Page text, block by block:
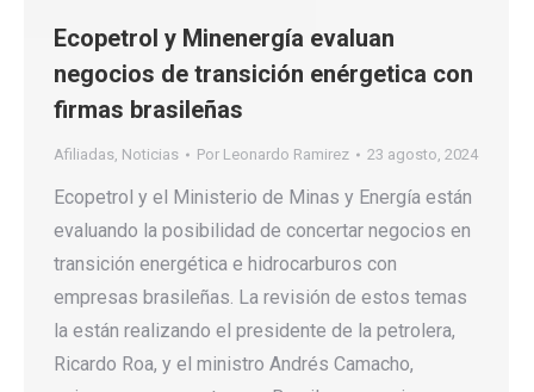
Ecopetrol y Minenergía evaluan
negocios de transición enérgetica con
firmas brasileñas
Afiliadas, Noticias Por Leonardo Ramirez 23 agosto, 2024
Ecopetrol y el Ministerio de Minas y Energía están
evaluando la posibilidad de concertar negocios en
transición energética e hidrocarburos con
empresas brasileñas. La revisión de estos temas
la están realizando el presidente de la petrolera,
Ricardo Roa, y el ministro Andrés Camacho,